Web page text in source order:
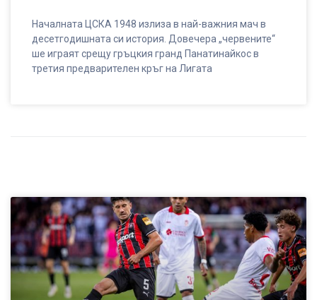
Началната ЦСКА 1948 излиза в най-важния мач в
десетгодишната си история. Довечера „червените“
ше играят срещу гръцкия гранд Панатинайкос в
третия предварителен кръг на Лигата